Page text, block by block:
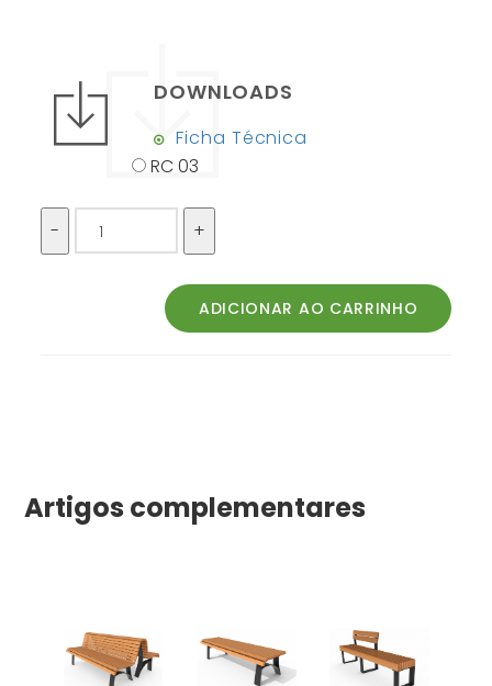
DOWNLOADS
Ficha Técnica
RC 03
Artigos complementares